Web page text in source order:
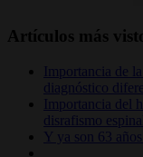
Artículos más
Importancia de
diagnóstico
Importancia del
disrafismo
Y ya son 63